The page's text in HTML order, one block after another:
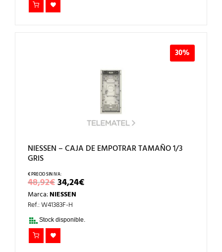
30%
NIESSEN – CAJA DE EMPOTRAR TAMAÑO 1/3
GRIS
48,92€EL
PRECIO
ORIGINAL
ERA:
48,92€.
34,24€EL
PRECIO
Marca:NIESSEN
Ref.: W41383F-H
Stock disponible.